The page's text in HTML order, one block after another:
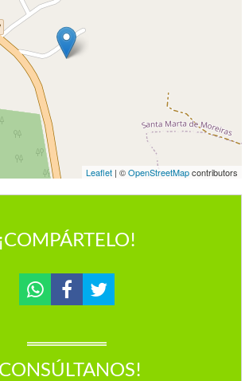
Leaflet| ©OpenStreetMapcontributors
¡COMPÁRTELO!